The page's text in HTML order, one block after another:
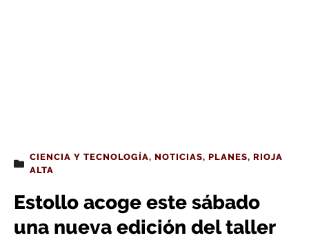
CIENCIA Y TECNOLOGÍA, NOTICIAS, PLANES, RIOJA
ALTA
Estollo acoge este sábado
una nueva edición del taller